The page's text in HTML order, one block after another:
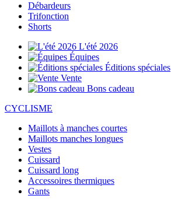
Débardeurs
Trifonction
Shorts
L'été 2026
Équipes
Éditions spéciales
Vente
Bons cadeau
CYCLISME
Maillots à manches courtes
Maillots manches longues
Vestes
Cuissard
Cuissard long
Accessoires thermiques
Gants